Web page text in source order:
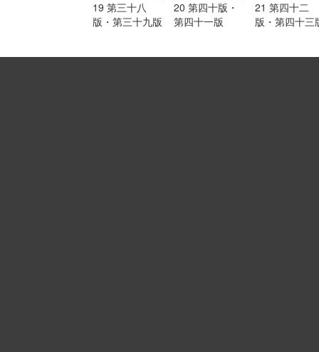
19 第三十八
版・第三十九版
20 第四十版・
第四十一版
21 第四十二
版・第四十三